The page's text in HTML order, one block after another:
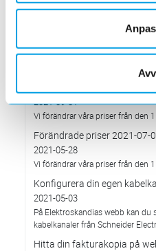
Prisavisering per den 4:e
Elektroskandia Sverige AB
2021-09-01
Vi förändrar våra priser från den
Förändrade priser 2021-07-
2021-05-28
Vi förändrar våra priser från den 1
Konfigurera din egen
2021-05-03
På Elektroskandias webb kan
kabelkanaler från Schneider
Hitta din fakturakopia på